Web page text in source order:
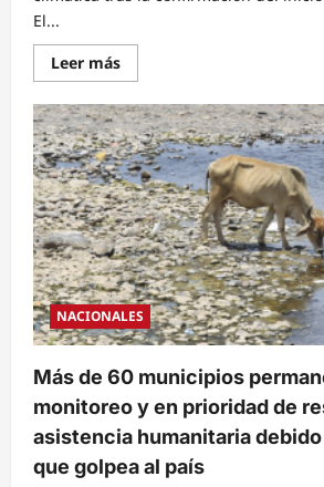
El...
Leer másRead
more
Honduras
en
vigilancia
por
posible
sequía
extrema
asociada
a
“El
Niño
Godzilla”
NACIONALES
Más de 60 municipios
monitoreo y en prioridad de
asistencia humanitaria debido
que golpea al país